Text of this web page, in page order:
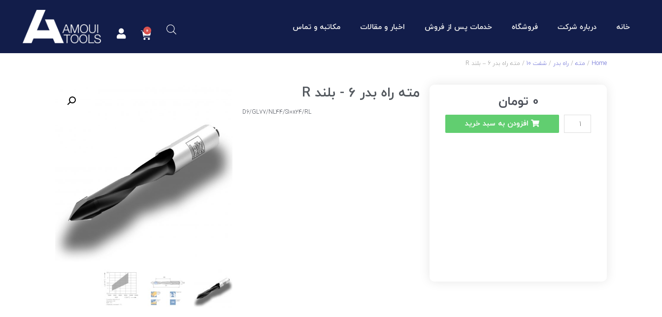
خانه درباره شرکت فروشگاه خدمات پس از فروش اخبار و مقالات مکاتبه و تماس
Home
/ مته / راه بدر /شفت 10 / مته راه بدر 6 – بلند R
0 تومان
افزودن به سبد خرید
مته راه بدر 6 - بلند R
D6/GL77/NL44/S10x24/RL